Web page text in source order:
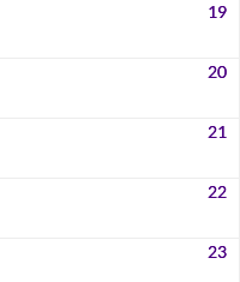
19
20
21
22
23